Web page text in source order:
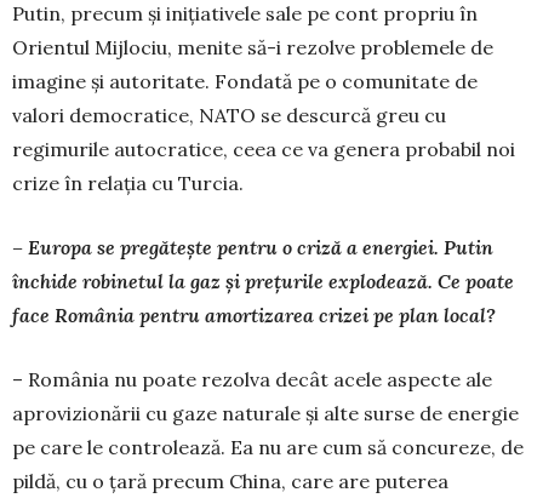
Putin, precum și inițiativele sale pe cont propriu în
Orientul Mijlociu, menite să-i rezolve problemele de
imagine și autoritate. Fondată pe o comunitate de
valori democratice, NATO se descurcă greu cu
regimurile autocratice, ceea ce va ge­­nera probabil noi
crize în relația cu Turcia.
– Europa se pregătește pentru o criză a energiei. Putin
închide robinetul la gaz și prețurile explo­dează. Ce poate
face România pentru amortizarea crizei pe plan local?
– România nu poate rezolva decât acele aspecte ale
aprovizionării cu gaze naturale și alte surse de ener­gie
pe care le controlează. Ea nu are cum să con­cureze, de
pildă, cu o țară precum China, care are pu­te­rea